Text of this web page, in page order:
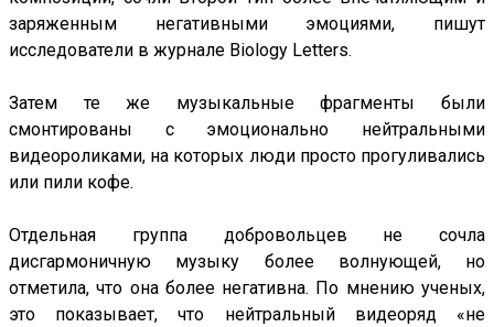
заряженным негативными эмоциями, пишут
исследователи в журнале Biology Letters.
Затем те же музыкальные фрагменты были
смонтированы с эмоционально нейтральными
видеороликами, на которых люди просто прогуливались
или пили кофе.
Отдельная группа добровольцев не сочла
дисгармоничную музыку более волнующей, но
отметила, что она более негативна. По мнению ученых,
это показывает, что нейтральный видеоряд «не